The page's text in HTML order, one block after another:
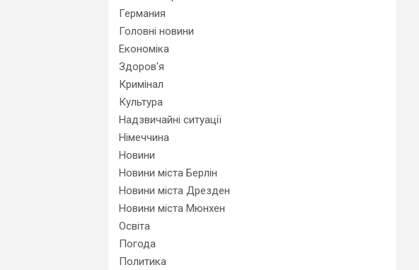
Германия
Головні новини
Економіка
Здоров'я
Кримінал
Культура
Надзвичайні ситуації
Німеччина
Новини
Новини міста Берлін
Новини міста Дрезден
Новини міста Мюнхен
Освіта
Погода
Политика